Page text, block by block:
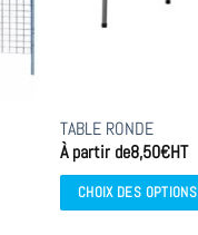
TABLE RONDE
À partir de8,50€HT
CHOIX DES OPTIONS